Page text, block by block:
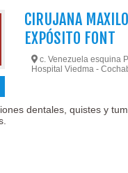
CIRUJANA
EXPÓSITO FONT
c. Venezuela esquina
Hospital Viedma -
dentales, quistes y